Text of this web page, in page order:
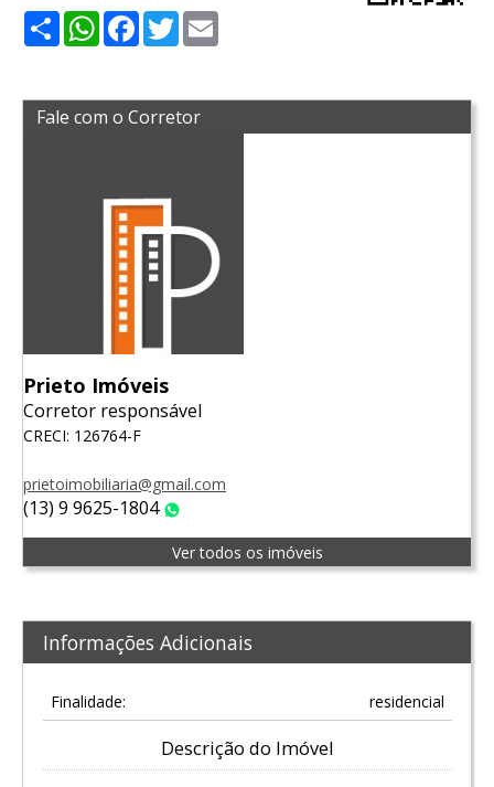
ShareWhatsApp
Facebook
Twitter
Fale com o Corretor
Prieto Imóveis
Corretor responsável
CRECI: 126764-F
prietoimobiliaria@gmail.com
(13) 9 9625-1804
Ver todos os imóveis
Informações Adicionais
Finalidade: residencial
Descrição do Imóvel